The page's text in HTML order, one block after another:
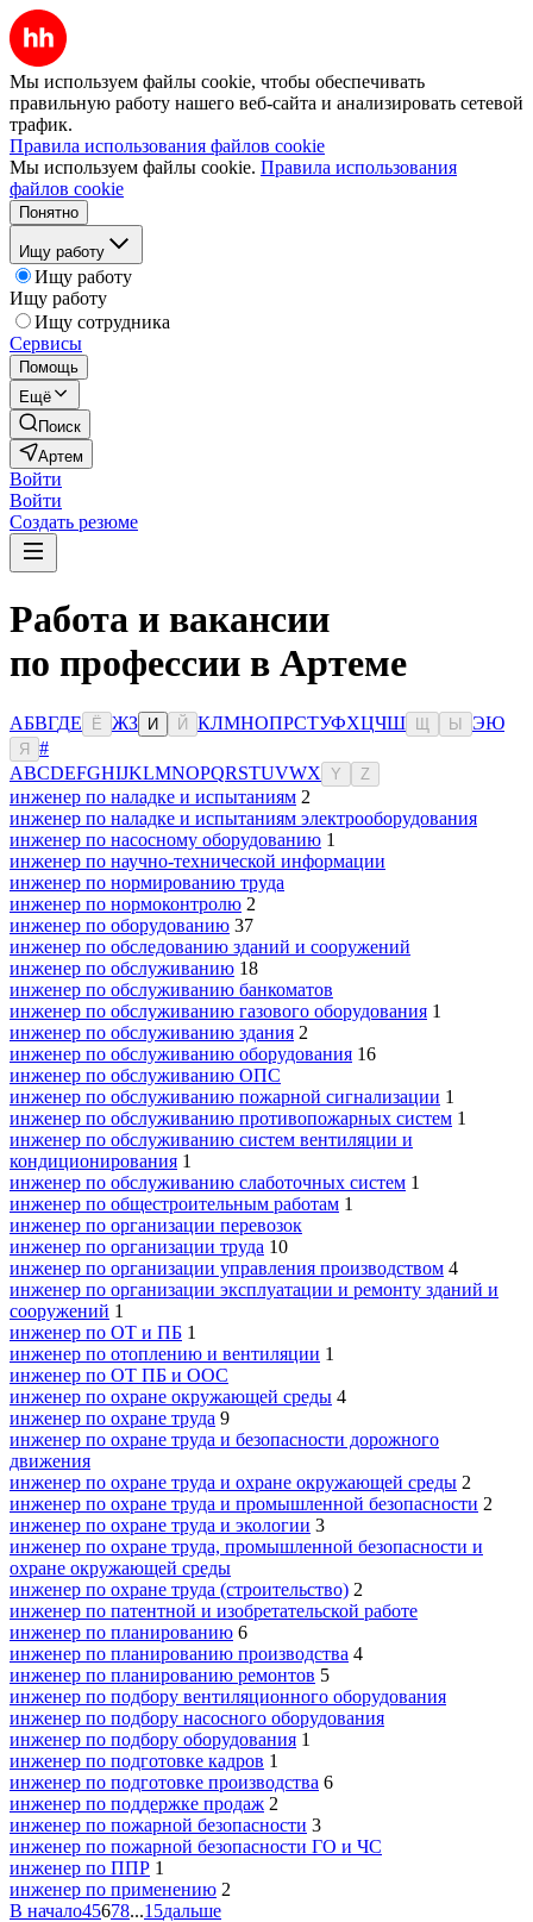
Мы используем файлы cookie, чтобы обеспечивать
правильную работу нашего веб-сайта и анализировать сетевой
трафик.
Правила использования файлов cookie
Мы используем файлы cookie. Правила использования
файлов cookie
Понятно
Ищу работу
Ищу работу
Ищу работу
Ищу сотрудника
Сервисы
Помощь
Ещё
Поиск
Артем
Войти
Войти
Создать резюме
Работа и вакансии
по профессии в Артеме
АБВГДЕ Ё ЖЗ И Й КЛМНОПРСТУФХЦЧШ Ы ЭЮ
Я
#
ABCDEFGHIJKLMNOPQRSTUVWX Y Z
инженер по наладке и испытаниям 2
инженер по наладке и испытаниям электрооборудования
инженер по насосному оборудованию 1
инженер по научно-технической информации
инженер по нормированию труда
инженер по нормоконтролю 2
инженер по оборудованию 37
инженер по обследованию зданий и сооружений
инженер по обслуживанию 18
инженер по обслуживанию банкоматов
инженер по обслуживанию газового оборудования 1
инженер по обслуживанию здания 2
инженер по обслуживанию оборудования 16
инженер по обслуживанию ОПС
инженер по обслуживанию пожарной сигнализации 1
инженер по обслуживанию противопожарных систем 1
инженер по обслуживанию систем вентиляции и
кондиционирования 1
инженер по обслуживанию слаботочных систем 1
инженер по общестроительным работам 1
инженер по организации перевозок
инженер по организации труда 10
инженер по организации управления производством 4
инженер по организации эксплуатации и ремонту зданий и
сооружений 1
инженер по ОТ и ПБ 1
инженер по отоплению и вентиляции 1
инженер по ОТ ПБ и ООС
инженер по охране окружающей среды 4
инженер по охране труда 9
инженер по охране труда и безопасности дорожного
движения
инженер по охране труда и охране окружающей среды 2
инженер по охране труда и промышленной безопасности 2
инженер по охране труда и экологии 3
инженер по охране труда, промышленной безопасности и
охране окружающей среды
инженер по охране труда (строительство) 2
инженер по патентной и изобретательской работе
инженер по планированию 6
инженер по планированию производства 4
инженер по планированию ремонтов 5
инженер по подбору вентиляционного оборудования
инженер по подбору насосного оборудования
инженер по подбору оборудования 1
инженер по подготовке кадров 1
инженер по подготовке производства 6
инженер по поддержке продаж 2
инженер по пожарной безопасности 3
инженер по пожарной безопасности ГО и ЧС
инженер по ППР 1
инженер по применению 2
В начало45678...15дальше